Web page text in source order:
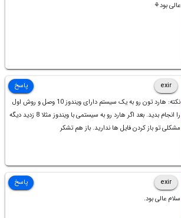
عالی بود⚘
exir
نکته: هارد تون رو به یک سیستم دارای ویندوز 10 وصل و روش اول
را انجام بدید. بعد اگر هارد رو به سیستمی با ویندوز مثلا 8 زدید دیگه
مشکلی تو باز کردن فایل ها ندارید. باز هم تشکر
پاسخ
exir
سلام عالی بود.
پاسخ